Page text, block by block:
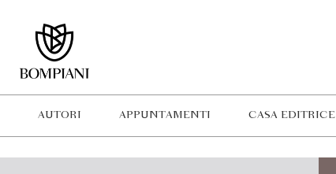
AUTORI APPUNTAMENTI CASA EDITRICE